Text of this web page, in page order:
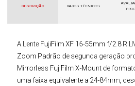
DESCRIÇÃO DADOS TÉCNICOS
A Lente FujiFilm XF 16-55mm f/2.8 R LM
Zoom Padrão de segunda geração
Mirrorless FujiFilm X-Mount de
uma faixa equivalente a 24-84mm,